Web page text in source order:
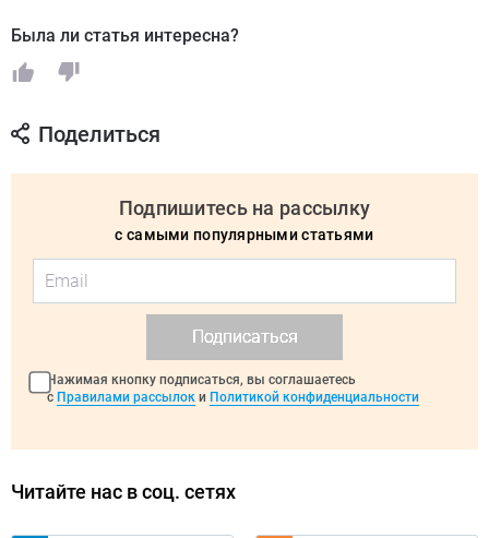
Была ли статья интересна?
Поделиться
Подпишитесь на рассылку
с самыми популярными статьями
Подписаться
Нажимая кнопку подписаться, вы соглашаетесь
с Правилами рассылок и Политикой конфиденциальности
Читайте нас в соц. сетях